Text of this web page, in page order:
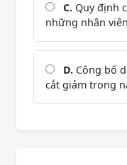
C. Quy định
những nhân
D. Công bố
cắt giảm trong